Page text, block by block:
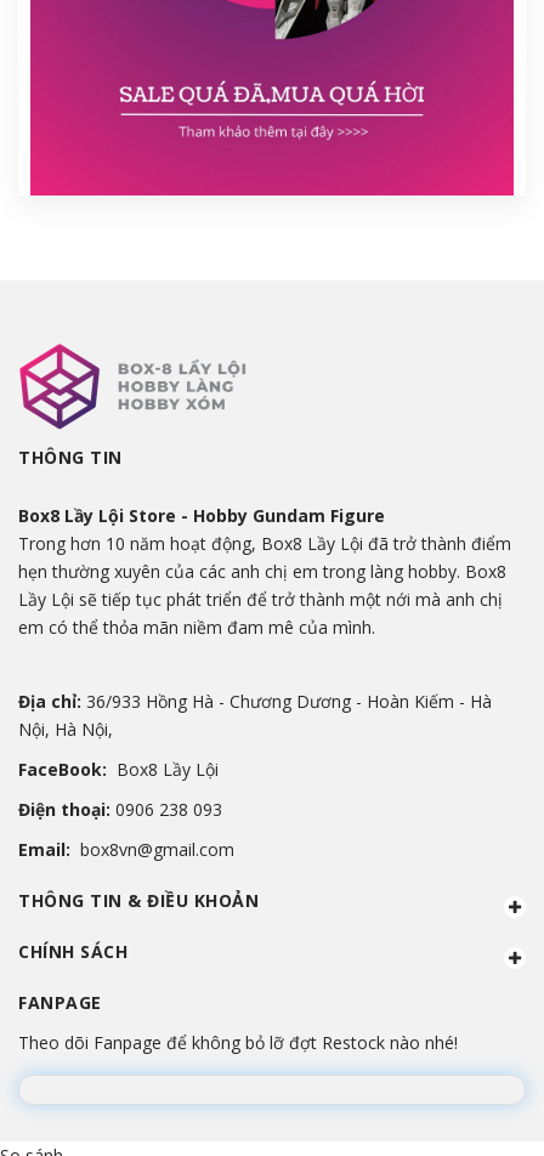
THÔNG TIN
Box8 Lầy Lội Store - Hobby Gundam Figure
Trong hơn 10 năm hoạt động, Box8 Lầy Lội đã trở thành điểm
hẹn thường xuyên của các anh chị em trong làng hobby. Box8
Lầy Lội sẽ tiếp tục phát triển để trở thành một nới mà anh chị
em có thể thỏa mãn niềm đam mê của mình.
Địa chỉ: 36/933 Hồng Hà - Chương Dương - Hoàn Kiếm - Hà
Nội, Hà Nội,
FaceBook: Box8 Lầy Lội
Điện thoại: 0906 238 093
Email: box8vn@gmail.com
THÔNG TIN & ĐIỀU KHOẢN
CHÍNH SÁCH
FANPAGE
Theo dõi Fanpage để không bỏ lỡ đợt Restock nào nhé!
Đang lắp ráp Fanpage...